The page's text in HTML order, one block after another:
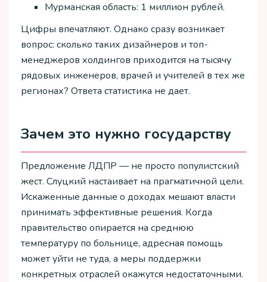
Мурманская область: 1 миллион рублей.
Цифры впечатляют. Однако сразу возникает
вопрос: сколько таких дизайнеров и топ-
менеджеров холдингов приходится на тысячу
рядовых инженеров, врачей и учителей в тех же
регионах? Ответа статистика не дает.
Зачем это нужно государству
Предложение ЛДПР — не просто популистский
жест. Слуцкий настаивает на прагматичной цели.
Искаженные данные о доходах мешают власти
принимать эффективные решения. Когда
правительство опирается на среднюю
температуру по больнице, адресная помощь
может уйти не туда, а меры поддержки
конкретных отраслей окажутся недостаточными.